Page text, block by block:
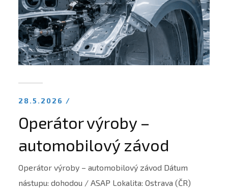
28.5.2026 /
Operátor výroby –
automobilový závod
Operátor výroby – automobilový závod Dátum
nástupu: dohodou / ASAP Lokalita: Ostrava (ČR)